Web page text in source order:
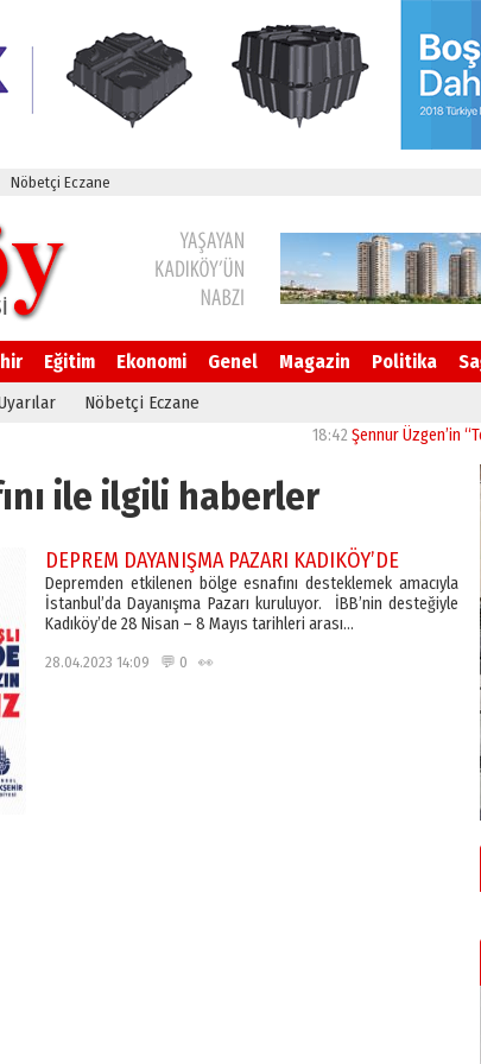
Nöbetçi Eczane
Eğitim Ekonomi Genel Magazin Politika
Nöbetçi Eczane
Şennur Üzgen’in
ile ilgili haberler
DEPREM DAYANIŞMA PAZARI KADIKÖY’DE
Depremden etkilenen bölge esnafını desteklemek amacıyla
İstanbul’da Dayanışma Pazarı kuruluyor. İBB’nin desteğiyle
Kadıköy’de 28 Nisan – 8 Mayıs tarihleri arası…
28.04.2023 14:09 💬 0 👀